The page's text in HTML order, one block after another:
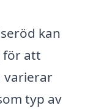
kan
för att
varierar
typ av